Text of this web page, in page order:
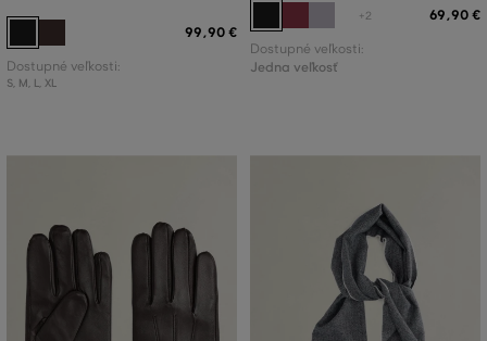
99,90 €
Dostupné veľkosti:
S, M, L, XL
+2 69,90 €
Dostupné veľkosti:
Jedna veľkosť